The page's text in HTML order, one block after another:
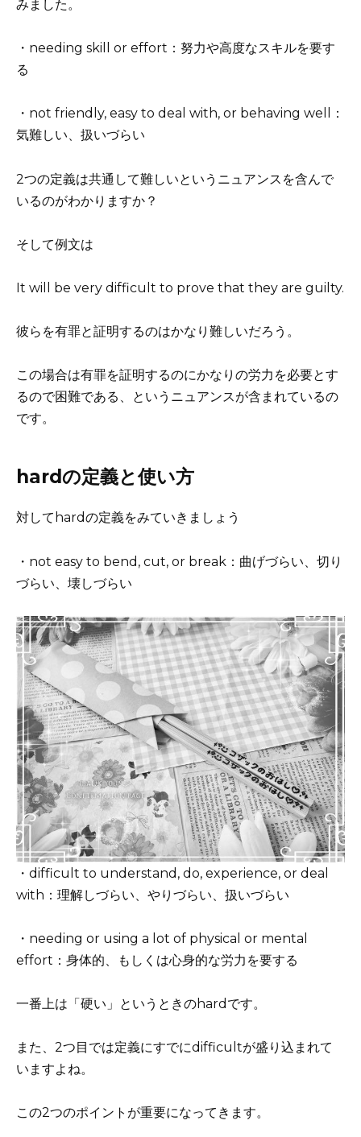
みました。
・needing skill or effort：努力や高度なスキルを要す
る
・not friendly, easy to deal with, or behaving well：
気難しい、扱いづらい
2つの定義は共通して難しいというニュアンスを含んで
いるのがわかりますか？
そして例文は
It will be very difficult to prove that they are guilty.
彼らを有罪と証明するのはかなり難しいだろう。
この場合は有罪を証明するのにかなりの労力を必要とす
るので困難である、というニュアンスが含まれているの
です。
hardの定義と使い方
対してhardの定義をみていきましょう
・not easy to bend, cut, or break：曲げづらい、切り
づらい、壊しづらい
・difficult to understand, do, experience, or deal
with：理解しづらい、やりづらい、扱いづらい
・needing or using a lot of physical or mental
effort：身体的、もしくは心身的な労力を要する
一番上は「硬い」というときのhardです。
また、2つ目では定義にすでにdifficultが盛り込まれて
いますよね。
この2つのポイントが重要になってきます。